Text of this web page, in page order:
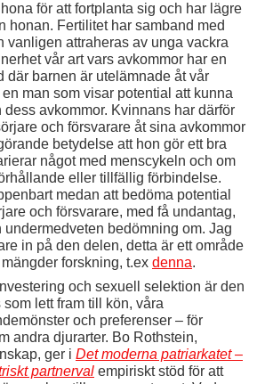
för att fortplanta sig och har lägre
honan. Fertilitet har samband med
vanligen attraheras av unga vackra
vår art vars avkommor har en
där barnen är utelämnade åt vår
man som visar potential att kunna
avkommor. Kvinnans har därför
och försvarare åt sina avkommor
betydelse att hon gör ett bra
något med menscykeln och om
eller tillfällig förbindelse.
medan att bedöma potential
och försvarare, med få undantag,
undermedveten bedömning om. Jag
in på den delen, detta är ett område
forskning, t.ex denna.
och sexuell selektion är den
lett fram till kön, våra
och preferenser – för
andra djurarter. Bo Rothstein,
ger i Det moderna patriarkatet –
partnerval empiriskt stöd för att